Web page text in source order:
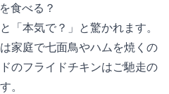
食べる？
「本気で？」と驚かれます。
家庭で七面鳥やハムを焼くの
のフライドチキンはご馳走の
。